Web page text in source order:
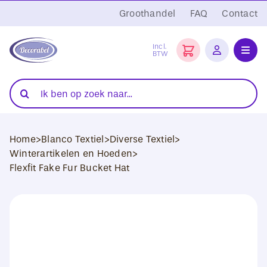
naar
inhoud
Groothandel FAQ Contact
Incl.
BTW
Folies
Transferpersen
Sublimatie
Zoeken
naar:
Home>Blanco Textiel>Diverse Textiel>
Winterartikelen en Hoeden>
Flexfit Fake Fur Bucket Hat